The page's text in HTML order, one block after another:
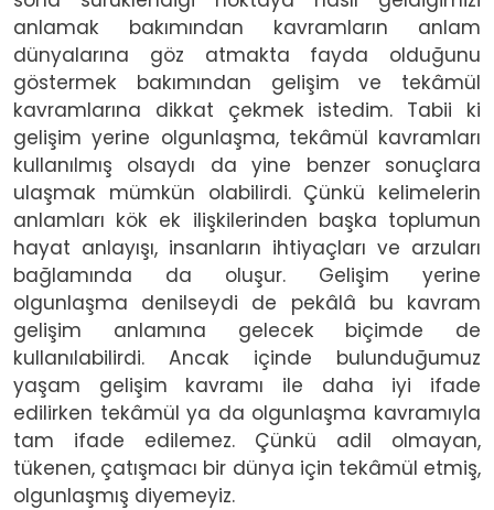
anlamak bakımından kavramların anlam
dünyalarına göz atmakta fayda olduğunu
göstermek bakımından gelişim ve tekâmül
kavramlarına dikkat çekmek istedim. Tabii ki
gelişim yerine olgunlaşma, tekâmül kavramları
kullanılmış olsaydı da yine benzer sonuçlara
ulaşmak mümkün olabilirdi. Çünkü kelimelerin
anlamları kök ek ilişkilerinden başka toplumun
hayat anlayışı, insanların ihtiyaçları ve arzuları
bağlamında da oluşur. Gelişim yerine
olgunlaşma denilseydi de pekâlâ bu kavram
gelişim anlamına gelecek biçimde de
kullanılabilirdi. Ancak içinde bulunduğumuz
yaşam gelişim kavramı ile daha iyi ifade
edilirken tekâmül ya da olgunlaşma kavramıyla
tam ifade edilemez. Çünkü adil olmayan,
tükenen, çatışmacı bir dünya için tekâmül etmiş,
olgunlaşmış diyemeyiz.